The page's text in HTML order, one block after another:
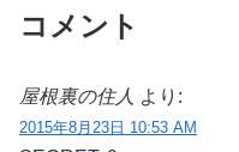
コメント
屋根裏の住人 より:
2015年8月23日 10:53 AM